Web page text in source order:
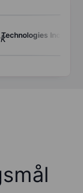
Technologies Inc.